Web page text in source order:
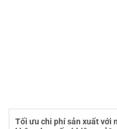
Tối ưu chi phí sản xuất với